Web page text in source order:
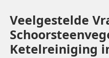
Veelgestelde
Ketelreiniging